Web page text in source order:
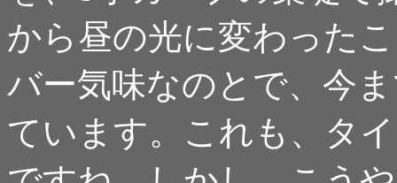
から昼の光に変わった
バー気味なのとで、今
ています。これも、タ